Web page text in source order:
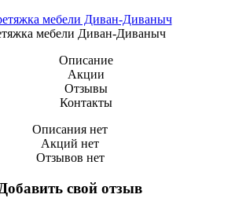
мебели Диван-Диваныч
Описание
Акции
Отзывы
Контакты
Описания нет
Акций нет
Отзывов нет
Добавить свой отзыв